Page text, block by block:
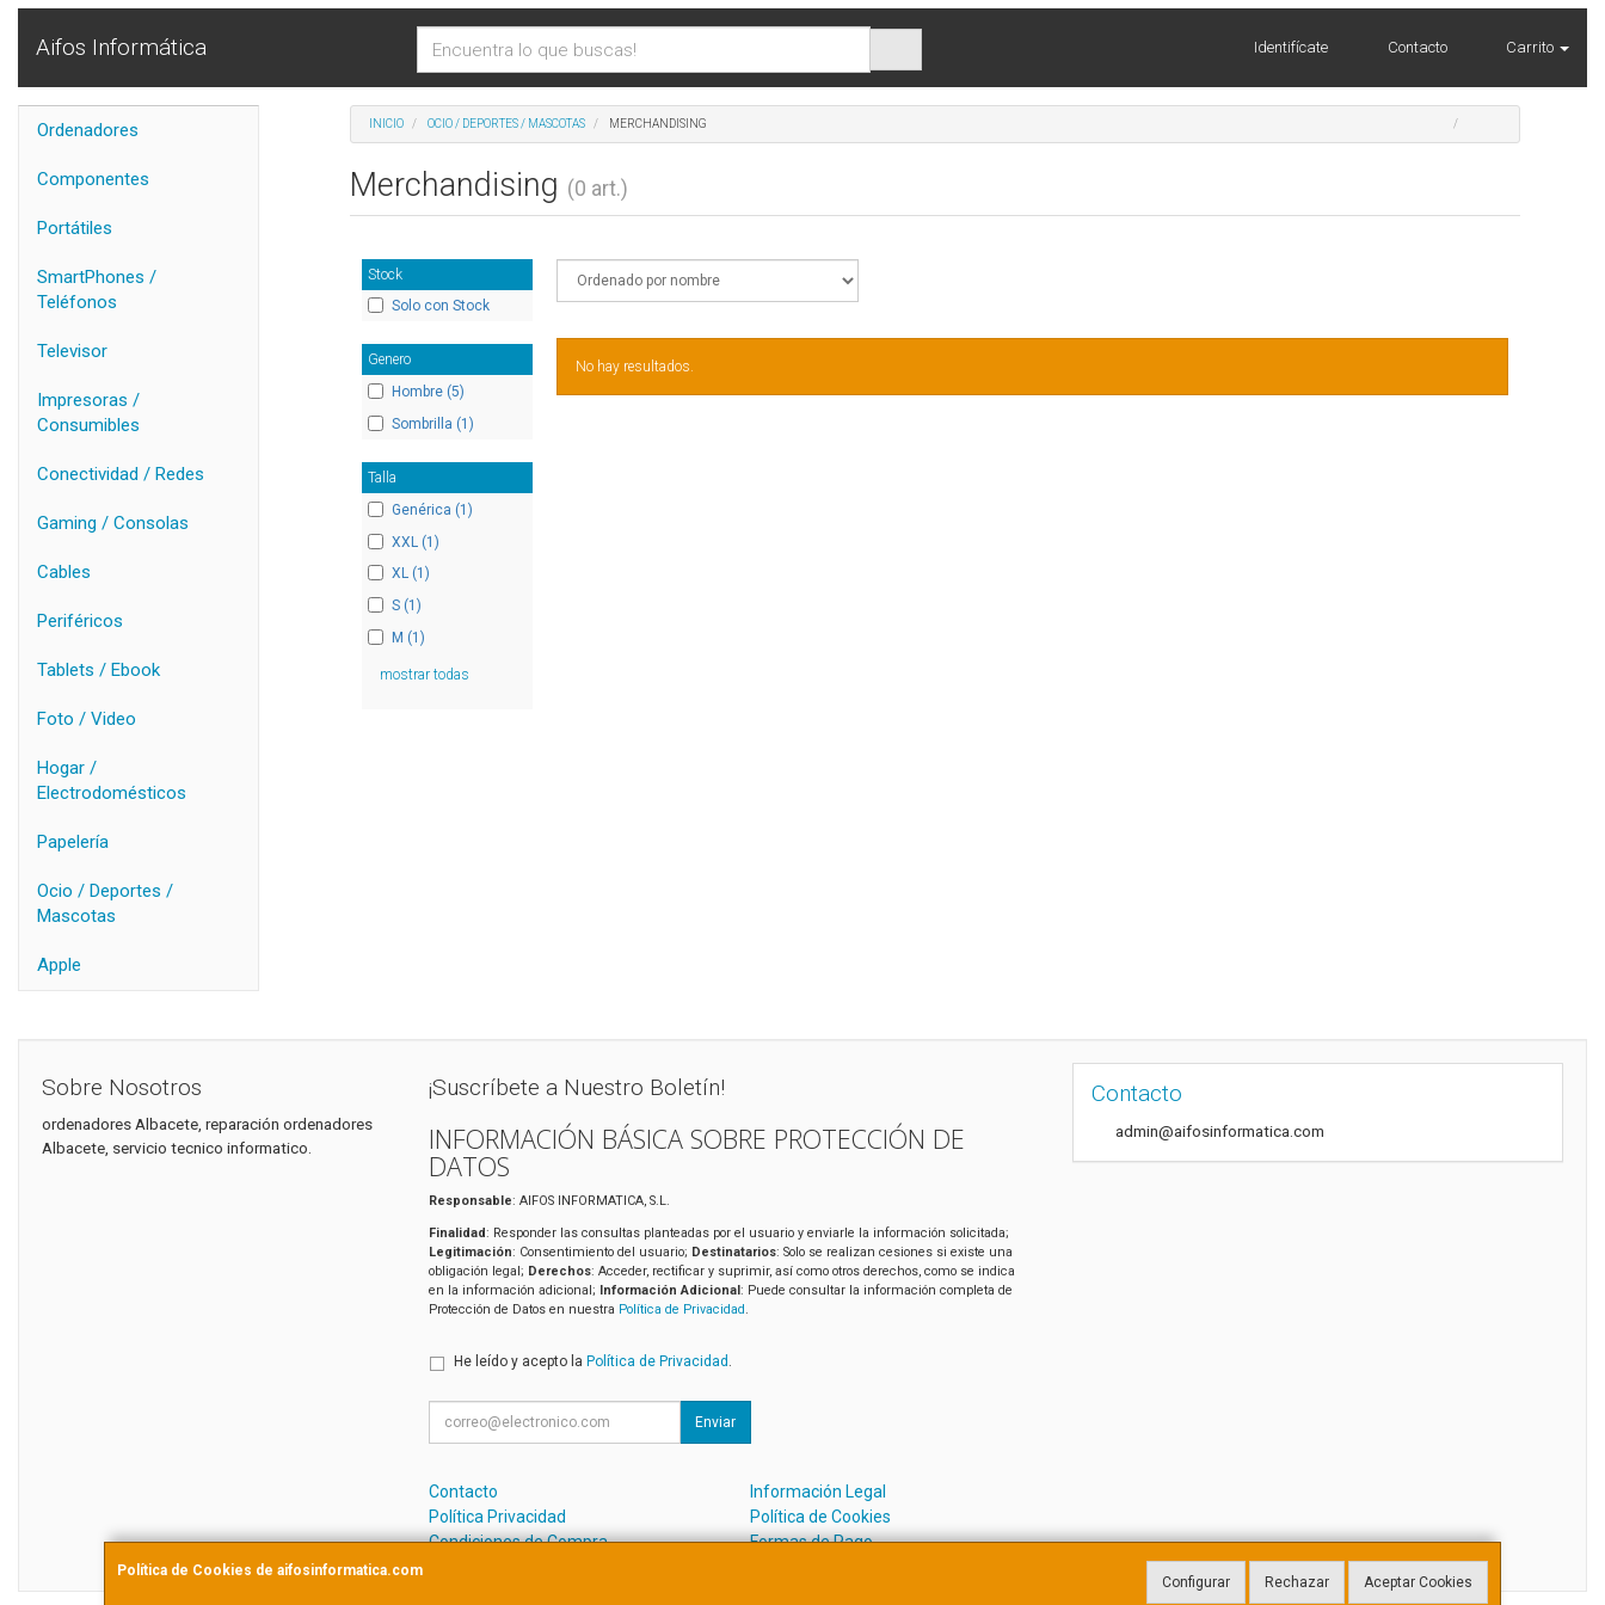
Aifos Informática Identifícate Contacto Carrito
Ordenadores
Componentes
Portátiles
SmartPhones /
Teléfonos
Televisor
Impresoras /
Consumibles
Conectividad / Redes
Gaming / Consolas
Cables
Periféricos
Tablets / Ebook
Foto / Video
Hogar /
Electrodomésticos
Papelería
Ocio / Deportes /
Mascotas
Apple
INICIO OCIO / DEPORTES / MASCOTAS MERCHANDISING
Merchandising (0 art.)
Stock
Solo con Stock
Genero
Hombre (5)
Sombrilla (1)
Talla
Genérica (1)
XXL (1)
XL (1)
S (1)
M (1)
mostrar todas
No hay resultados.
Política de Cookies de aifosinformatica.com
Configurar Rechazar Aceptar Cookies
Sobre Nosotros
ordenadores Albacete, reparación ordenadores
Albacete, servicio tecnico informatico.
¡Suscríbete a Nuestro Boletín!
INFORMACIÓN BÁSICA SOBRE PROTECCIÓN DE
DATOS
Responsable: AIFOS INFORMATICA, S.L.
Finalidad: Responder las consultas planteadas por el usuario y enviarle la información solicitada;
Legitimación: Consentimiento del usuario; Destinatarios: Solo se realizan cesiones si existe una
obligación legal; Derechos: Acceder, rectificar y suprimir, así como otros derechos, como se indica
en la información adicional; Información Adicional: Puede consultar la información completa de
Protección de Datos en nuestra Política de Privacidad
He leído y acepto la Política de Privacidad .
Enviar
Contacto
Información Legal
Política Privacidad
Política de Cookies
Condiciones de Compra
Formas de Pago
Contacto
admin@aifosinformatica.com